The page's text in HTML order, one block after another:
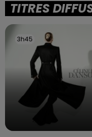
TITRES
3h45
3h45